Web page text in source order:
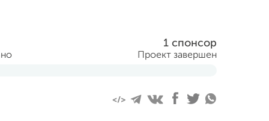
1 спонсор
Проект завершен